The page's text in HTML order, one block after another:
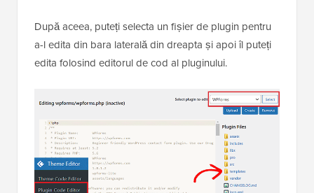
După aceea, puteți selecta un fișier de plugin pentru
a-l edita din bara laterală din dreapta și apoi îl puteți
edita folosind editorul de cod al pluginului.